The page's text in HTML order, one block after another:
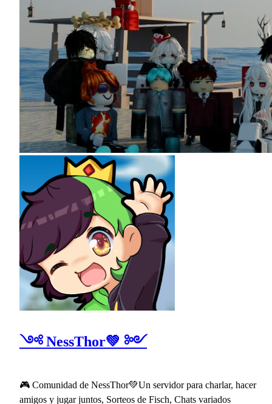
༺ NessThor💚 ༻
🎮 Comunidad de NessThor💚Un servidor para charlar, hacer
amigos y jugar juntos, Sorteos de Fisch, Chats variados